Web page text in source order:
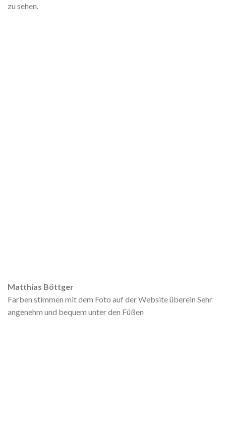
zu sehen.
Matthias Böttger
Farben stimmen mit dem Foto auf der Website überein Sehr
angenehm und bequem unter den Füßen